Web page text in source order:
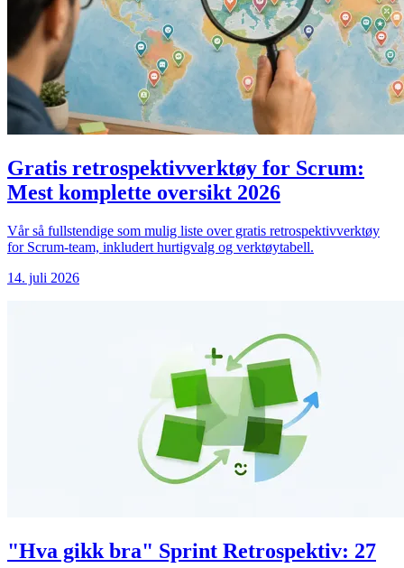
Gratis retrospektivverktøy for Scrum:
Mest komplette oversikt 2026
Vår så fullstendige som mulig liste over gratis retrospektivverktøy
for Scrum-team, inkludert hurtigvalg og verktøytabell.
14. juli 2026
"Hva gikk bra" Sprint Retrospektiv: 27